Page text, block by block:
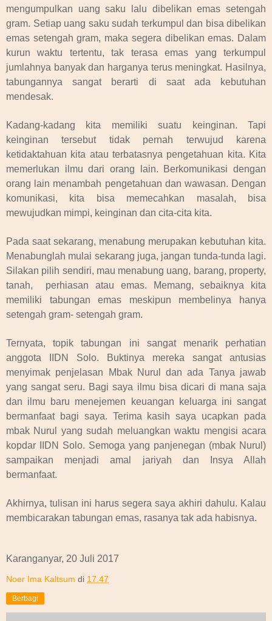
mengumpulkan uang saku lalu dibelikan emas setengah
gram. Setiap uang saku sudah terkumpul dan bisa dibelikan
emas setengah gram, maka segera dibelikan emas. Dalam
kurun waktu tertentu, tak terasa emas yang terkumpul
jumlahnya banyak dan harganya terus meningkat. Hasilnya,
tabungannya sangat berarti di saat ada kebutuhan
mendesak.
Kadang-kadang kita memiliki suatu keinginan. Tapi
keinginan tersebut tidak pernah terwujud karena
ketidaktahuan kita atau terbatasnya pengetahuan kita. Kita
memerlukan ilmu dari orang lain. Berkomunikasi dengan
orang lain menambah pengetahuan dan wawasan. Dengan
komunikasi, kita bisa memecahkan masalah, bisa
mewujudkan mimpi, keinginan dan cita-cita kita.
Pada saat sekarang, menabung merupakan kebutuhan kita.
Menabunglah mulai sekarang juga, jangan tunda-tunda lagi.
Silakan pilih sendiri, mau menabung uang, barang, property,
tanah, perhiasan atau emas. Memang, sebaiknya kita
memiliki tabungan emas meskipun membelinya hanya
setengah gram- setengah gram.
Ternyata, topik tabungan ini sangat menarik perhatian
anggota IIDN Solo. Buktinya mereka sangat antusias
menyimak penjelasan Mbak Nurul dan ada Tanya jawab
yang sangat seru. Bagi saya ilmu bisa dicari di mana saja
dan ilmu baru menejemen keuangan keluarga ini sangat
bermanfaat bagi saya. Terima kasih saya ucapkan pada
mbak Nurul yang sudah meluangkan waktu mengisi acara
kopdar IIDN Solo. Semoga yang panjenegan (mbak Nurul)
sampaikan menjadi amal jariyah dan Insya Allah
bermanfaat.
Akhirnya, tulisan ini harus segera saya akhiri dahulu. Kalau
membicarakan tabungan emas, rasanya tak ada habisnya.
Karanganyar, 20 Juli 2017
Noer Ima Kaltsum di 17.47
Berbagi